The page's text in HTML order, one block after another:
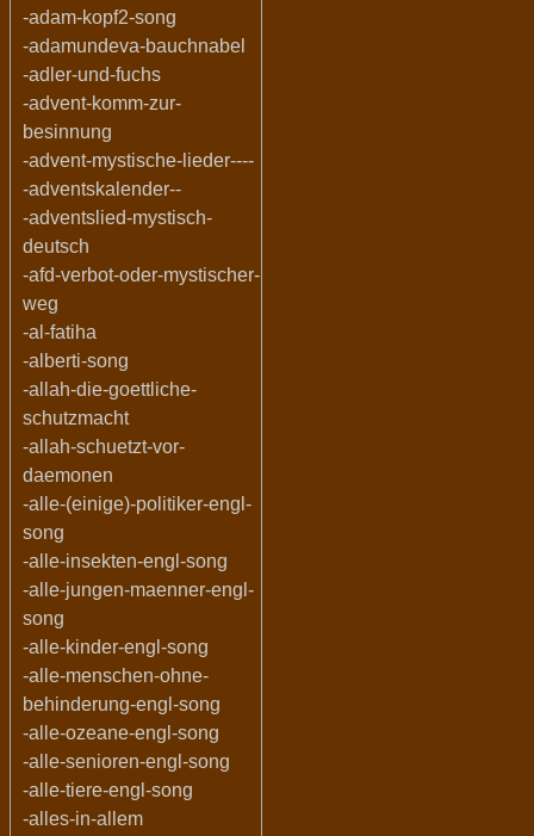
-adam-kopf2-song
-adamundeva-bauchnabel
-adler-und-fuchs
-advent-komm-zur-
besinnung
-advent-mystische-lieder----
-adventskalender--
-adventslied-mystisch-
deutsch
-afd-verbot-oder-mystischer-
weg
-al-fatiha
-alberti-song
-allah-die-goettliche-
schutzmacht
-allah-schuetzt-vor-
daemonen
-alle-(einige)-politiker-engl-
song
-alle-insekten-engl-song
-alle-jungen-maenner-engl-
song
-alle-kinder-engl-song
-alle-menschen-ohne-
behinderung-engl-song
-alle-ozeane-engl-song
-alle-senioren-engl-song
-alle-tiere-engl-song
-alles-in-allem